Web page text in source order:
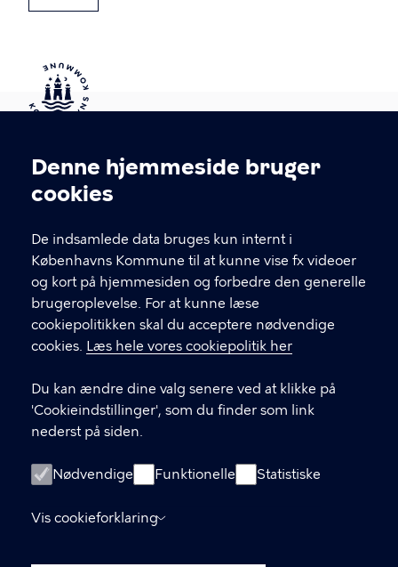
Cookieindstillinger
Denne hjemmeside bruger
cookies
De indsamlede data bruges kun internt i
Københavns Kommune til at kunne vise fx videoer
og kort på hjemmesiden og forbedre den generelle
brugeroplevelse. For at kunne læse
cookiepolitikken skal du acceptere nødvendige
cookies. Læs hele vores cookiepolitik her
Du kan ændre dine valg senere ved at klikke på
'Cookieindstillinger', som du finder som link
nederst på siden.
Nødvendige Funktionelle Statistiske
Vis cookieforklaring
Kontakt Københavns Kommune
T
fFind andre kontakter her
CVR-nummer64942212
GENVEJE
Digital Post
Databeskyttelse
Tilgængelighedserklæring
Om hjemmesiden